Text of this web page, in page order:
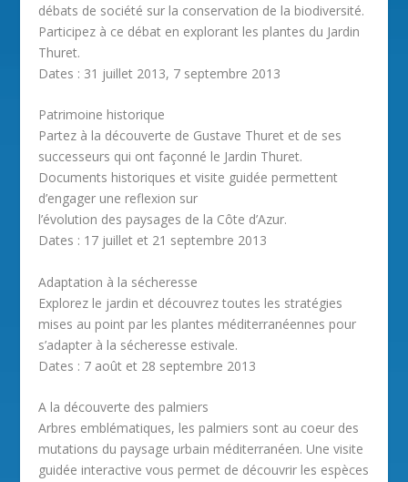
débats de société sur la conservation de la biodiversité.
Participez à ce débat en explorant les plantes du Jardin
Thuret.
Dates : 31 juillet 2013, 7 septembre 2013
Patrimoine historique
Partez à la découverte de Gustave Thuret et de ses
successeurs qui ont façonné le Jardin Thuret.
Documents historiques et visite guidée permettent
d’engager une reflexion sur
l’évolution des paysages de la Côte d’Azur.
Dates : 17 juillet et 21 septembre 2013
Adaptation à la sécheresse
Explorez le jardin et découvrez toutes les stratégies
mises au point par les plantes méditerranéennes pour
s’adapter à la sécheresse estivale.
Dates : 7 août et 28 septembre 2013
A la découverte des palmiers
Arbres emblématiques, les palmiers sont au coeur des
mutations du paysage urbain méditerranéen. Une visite
guidée interactive vous permet de découvrir les espèces